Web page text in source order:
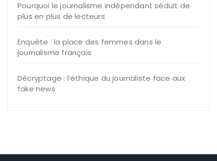
Pourquoi le journalisme indépendant séduit de
plus en plus de lecteurs
Enquête : la place des femmes dans le
journalisme français
Décryptage : l’éthique du journaliste face aux
fake news